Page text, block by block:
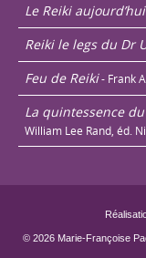
Le Reiki aujourd’hui
Reiki le legs du Dr
Feu de Reiki- Frank
La quintessence
William Lee Rand, éd.
© 2026 Marie-Françoise